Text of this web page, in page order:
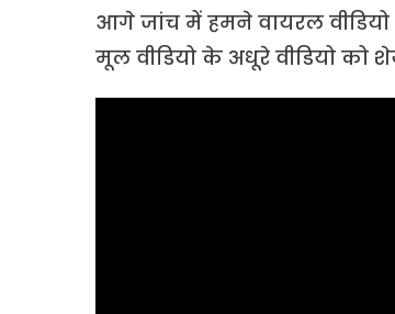
आगे जांच में हमने वायरल वीडियो
मूल वीडियो के अधूरे वीडियो को